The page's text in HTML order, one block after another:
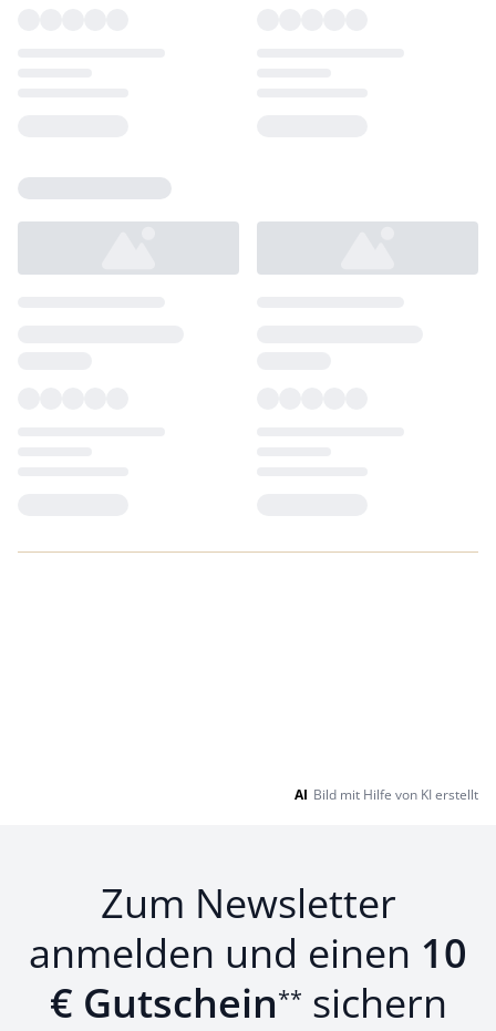
AI Bild mit Hilfe von KI erstellt
Zum Newsletter
anmelden und einen 10
€ Gutschein** sichern